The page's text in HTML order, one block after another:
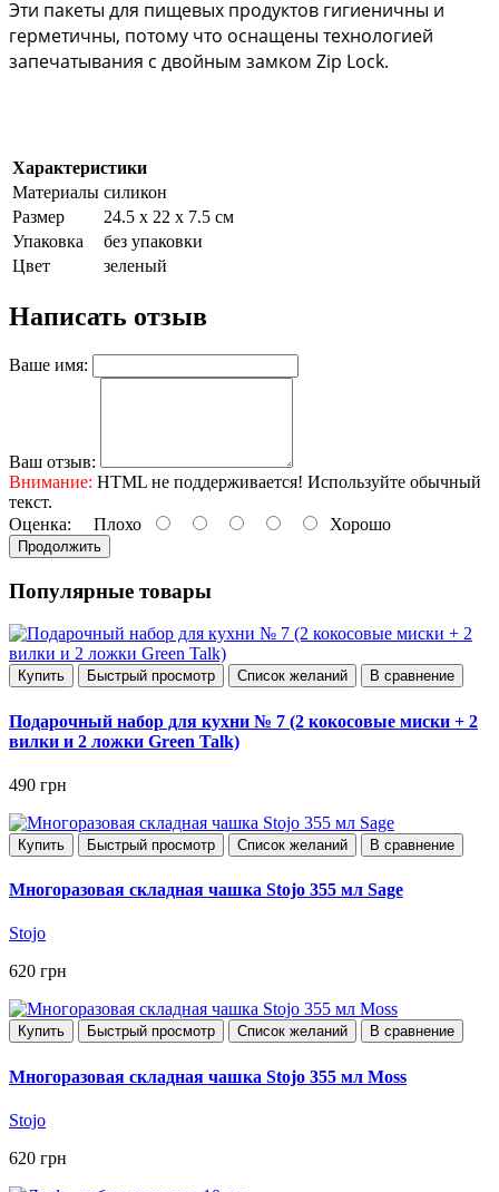
Эти пакеты для пищевых продуктов гигиеничны и
герметичны, потому что оснащены технологией
запечатывания с двойным замком Zip Lock.
Характеристики
Материалы силикон
Размер
24.5 х 22 х 7.5 см
Упаковка
без упаковки
Цвет
зеленый
Написать отзыв
Ваше имя:
Ваш отзыв:
Внимание: HTML не поддерживается! Используйте обычный
текст.
Оценка: Плохо Хорошо
Продолжить
Популярные товары
Купить Быстрый просмотр Список желаний В сравнение
Подарочный набор для кухни № 7 (2 кокосовые миски + 2
вилки и 2 ложки Green Talk)
490 грн
Купить Быстрый просмотр Список желаний В сравнение
Многоразовая складная чашка Stojo 355 мл Sage
Stojo
620 грн
Купить Быстрый просмотр Список желаний В сравнение
Многоразовая складная чашка Stojo 355 мл Moss
Stojo
620 грн